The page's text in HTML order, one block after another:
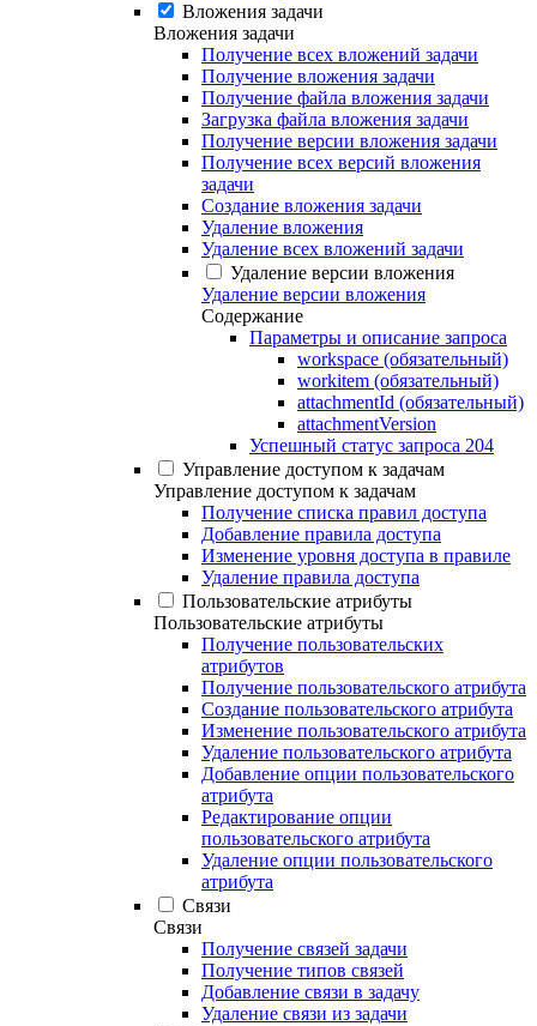
Вложения задачи
Вложения задачи
Получение всех вложений задачи
Получение вложения задачи
Получение файла вложения задачи
Загрузка файла вложения задачи
Получение версии вложения задачи
Получение всех версий вложения
задачи
Создание вложения задачи
Удаление вложения
Удаление всех вложений задачи
Удаление версии вложения
Удаление версии вложения
Содержание
Параметры и описание запроса
workspace (обязательный)
workitem (обязательный)
attachmentId (обязательный)
attachmentVersion
Успешный статус запроса 204
Управление доступом к задачам
Управление доступом к задачам
Получение списка правил доступа
Добавление правила доступа
Изменение уровня доступа в правиле
Удаление правила доступа
Пользовательские атрибуты
Пользовательские атрибуты
Получение пользовательских
атрибутов
Получение пользовательского атрибута
Создание пользовательского атрибута
Изменение пользовательского атрибута
Удаление пользовательского атрибута
Добавление опции пользовательского
атрибута
Редактирование опции
пользовательского атрибута
Удаление опции пользовательского
атрибута
Связи
Связи
Получение связей задачи
Получение типов связей
Добавление связи в задачу
Удаление связи из задачи